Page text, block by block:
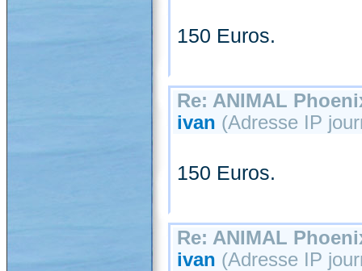
150 Euros.
Re: ANIMAL
ivan (Adresse IP
150 Euros.
Re: ANIMAL
ivan (Adresse IP